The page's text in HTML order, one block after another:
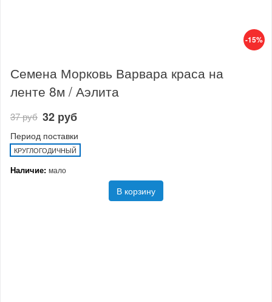
-15%
Семена Морковь Варвара краса на
ленте 8м / Аэлита
37 руб 32 руб
Период поставки
КРУГЛОГОДИЧНЫЙ
Наличие: мало
В корзину